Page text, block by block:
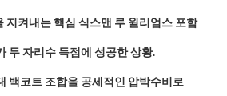
지켜내는 핵심 식스맨 루 윌리엄스 포함
두 자리수 득점에 성공한 상황.
백코트 조합을 공세적인 압박수비로